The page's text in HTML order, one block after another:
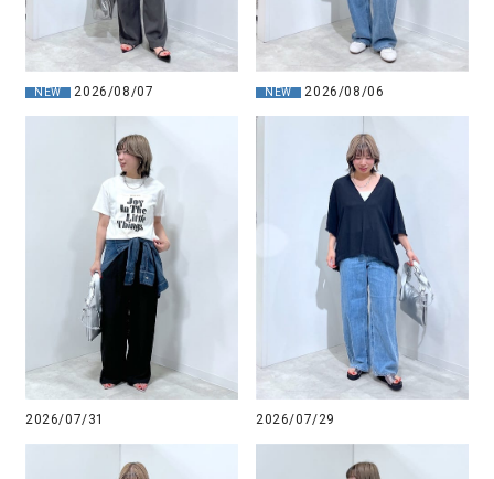
NEW 2026/08/07 NEW 2026/08/06
2026/07/31 2026/07/29